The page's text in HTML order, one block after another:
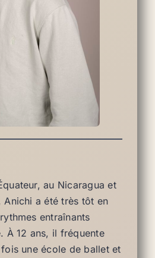
au Nicaragua et
Anichi a été très tôt en
entraînants
À 12 ans, il fréquente
une école de ballet et